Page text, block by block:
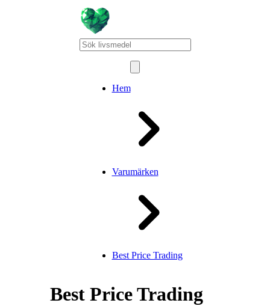
Hem
Varumärken
Best Price Trading
Best Price Trading